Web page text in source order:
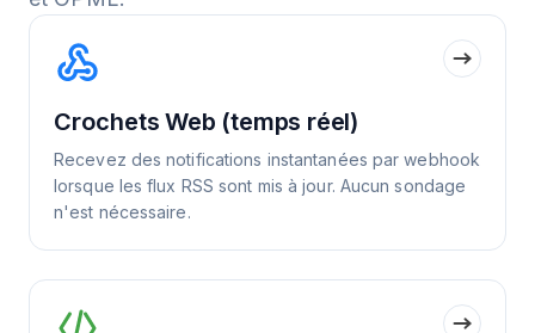
Crochets Web (temps réel)
Recevez des notifications instantanées par webhook
lorsque les flux RSS sont mis à jour. Aucun sondage
n'est nécessaire.